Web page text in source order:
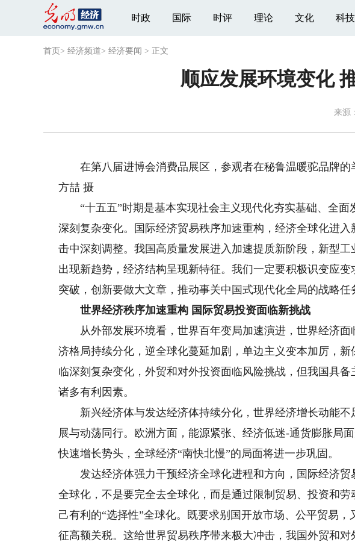
时政 国际 时评 理论 文化 科技
首页 > 经济频道> 经济要闻 > 正文
顺应发展环境变化
来源：
在第八届进博会消费品展区，参观者在秘鲁温暖驼品牌的
方喆 摄
“十五五”时期是基本实现社会主义现代化夯实基础、全面
深刻复杂变化。国际经济贸易秩序加速重构，经济全球化进
击中深刻调整。我国高质量发展进入加速提质新阶段，新型
出现新趋势，经济结构呈现新特征。我们一定要积极识变应
突破，创新要做大文章，推动事关中国式现代化全局的战略任
世界经济秩序加速重构 国际贸易投资面临新挑战
从外部发展环境看，世界百年变局加速演进，世界经济面
济格局持续分化，逆全球化蔓延加剧，单边主义变本加厉，
临深刻复杂变化，外贸和对外投资面临风险挑战，但我国具
诸多有利因素。
新兴经济体与发达经济体持续分化，世界经济增长动能不
展与动荡同行。欧洲方面，能源紧张、经济低迷-通货膨胀局
快速增长势头，全球经济“南快北慢”的局面将进一步巩固。
发达经济体强力干预经济全球化进程和方向，国际经济贸
全球化，不是要完全去全球化，而是通过限制贸易、投资和
己有利的“选择性”全球化。既要求别国开放市场、公平贸易
征高额关税。这给世界贸易秩序带来极大冲击，我国外贸和